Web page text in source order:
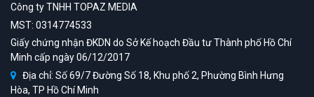
Công ty TNHH TOPAZ MEDIA
MST: 0314774533
Giấy chứng nhận ĐKDN do Sở Kế hoạch Đầu tư Thành phố Hồ Chí
Minh cấp ngày 06/12/2017
Địa chỉ: Số 69/7 Đường Số 18, Khu phố 2, Phường Bình Hưng
Hòa, TP Hồ Chí Minh